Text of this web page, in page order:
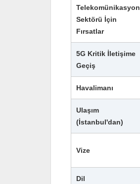
Telekomünikasyon
Sektörü İçin
Fırsatlar
5G Kritik İletişime
Geçiş
Havalimanı
Ulaşım
(İstanbul'dan)
Vize
Dil